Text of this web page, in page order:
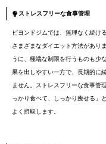
ストレスフリーな食事管理
ビヨンドジムでは、無理なく続け
さまざまなダイエット方法があり
うに、極端な制限を行うものも少
果を出しやすい一方で、長期的に
ません。ストレスフリーな食事管
っかり食べて、しっかり痩せる」
よく摂取します。